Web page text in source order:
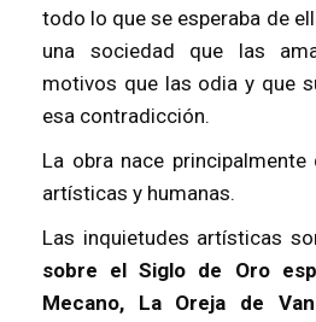
todo lo que se esperaba de
una sociedad que las
motivos que las odia y que
esa contradicción.
La obra nace
artísticas y humanas.
Las inquietudes artísticas
sobre el Siglo de Oro
Mecano, La Oreja de